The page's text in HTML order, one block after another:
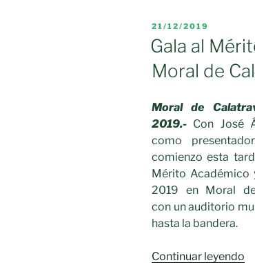
PUBLICADO
EL
21/12/2019
Gala al
Moral de
Moral de
2019.- Con José
como
comienzo esta
Mérito Académico
2019 en Moral
con un auditorio
hasta la bandera.
Continuar leyendo